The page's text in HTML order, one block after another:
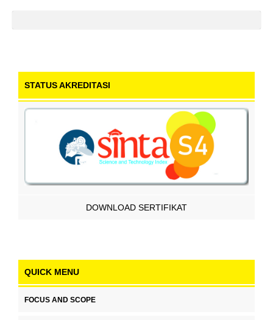
STATUS AKREDITASI
DOWNLOAD SERTIFIKAT
QUICK MENU
FOCUS AND SCOPE